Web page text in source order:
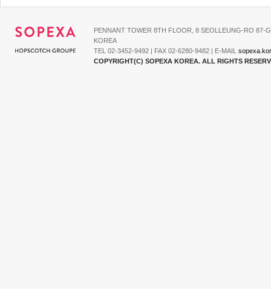
PENNANT TOWER 8TH FLOOR, 8 SEOLLEUNG-RO 87-
KOREA
TEL 02-3452-9492 | FAX 02-6280-9482 | E-MAIL
COPYRIGHT(C) SOPEXA KOREA. ALL RIGHTS